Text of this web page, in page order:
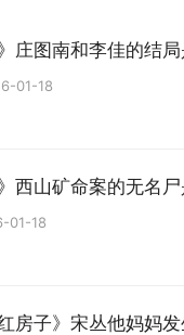
庄图南和李佳的结
01-18
西山矿命案的无名
01-18
房子》宋丛他妈妈